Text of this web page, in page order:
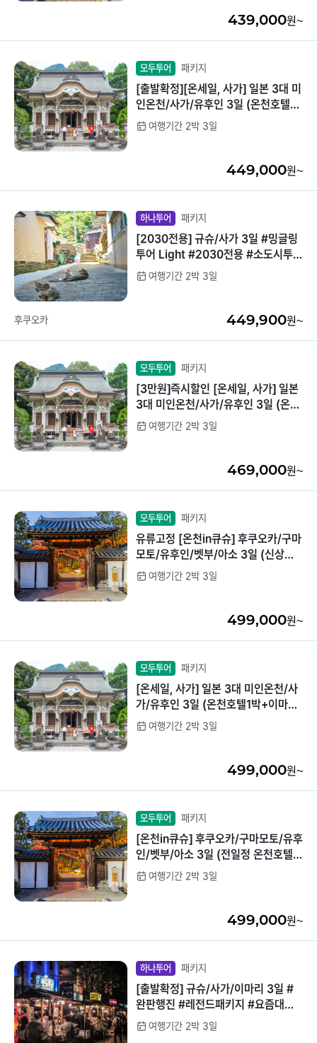
439,000원~
모두투어 패키지
[출발확정][온세일, 사가] 일본 3대 미
인온천/사가/유후인 3일 (온천호텔1
박+이마리 시내호텔1박/현지특식제
공)
여행기간 2박 3일
449,000원~
하나투어 패키지
[2030전용] 규슈/사가 3일 #밍글링
투어 Light #2030전용 #소도시투어
#진짜 일본 사가 #미식체험 #전시체
험 #료칸체험 #별자리체험 #명소체
여행기간 2박 3일
후쿠오카 449,900원~
모두투어 패키지
[3만원]즉시할인 [온세일, 사가] 일본
3대 미인온천/사가/유후인 3일 (온천
호텔1박+이마리 시내호텔1박/현지특
식제공)
여행기간 2박 3일
469,000원~
모두투어 패키지
유류고정 [온천in큐슈] 후쿠오카/구마
모토/유후인/벳부/아소 3일 (신상료
칸온천호텔/가족탕/특식)
여행기간 2박 3일
499,000원~
모두투어 패키지
[온세일, 사가] 일본 3대 미인온천/사
가/유후인 3일 (온천호텔1박+이마리
시내호텔1박/현지특식제공)
여행기간 2박 3일
499,000원~
모두투어 패키지
[온천in큐슈] 후쿠오카/구마모토/유후
인/벳부/아소 3일 (전일정 온천호텔/
특식)여행기간 2박 3일
499,000원~
하나투어 패키지
[출발확정] 규슈/사가/이마리 3일 #
완판행진 #레전드패키지 #요즘대세
소도시여행 #사가온천호텔2박 #낭만
유후인 #핫플라라포트후쿠오카
여행기간 2박 3일